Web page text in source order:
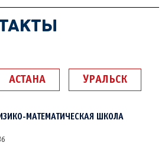
АСТАНА УРАЛЬСК
МАТЕМАТИЧЕСКАЯ ШКОЛА